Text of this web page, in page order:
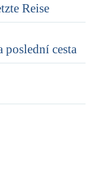
Reise
cesta